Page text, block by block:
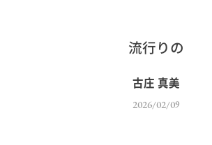
流行りの
古庄 真美
2026/02/09